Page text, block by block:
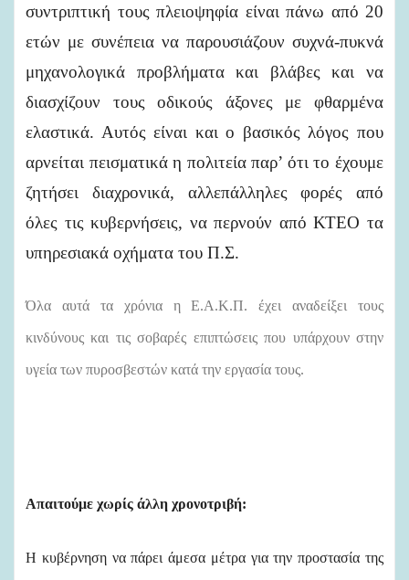
συντριπτική τους πλειοψηφία είναι πάνω από 20
ετών με συνέπεια να παρουσιάζουν συχνά-πυκνά
μηχανολογικά προβλήματα και βλάβες και να
διασχίζουν τους οδικούς άξονες με φθαρμένα
ελαστικά. Αυτός είναι και ο βασικός λόγος που
αρνείται πεισματικά η πολιτεία παρ’ ότι το έχουμε
ζητήσει διαχρονικά, αλλεπάλληλες φορές από
όλες τις κυβερνήσεις, να περνούν από ΚΤΕΟ τα
υπηρεσιακά οχήματα του Π.Σ.
Όλα αυτά τα χρόνια η Ε.Α.Κ.Π. έχει αναδείξει τους
κινδύνους και τις σοβαρές επιπτώσεις που υπάρχουν στην
υγεία των πυροσβεστών κατά την εργασία τους.
Απαιτούμε χωρίς άλλη χρονοτριβή:
Η κυβέρνηση να πάρει άμεσα μέτρα για την προστασία της